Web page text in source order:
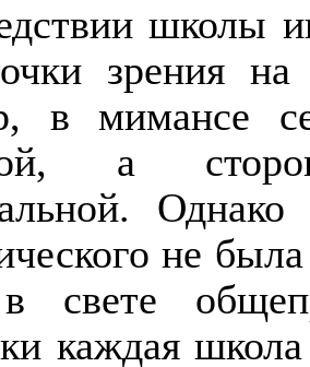
школы
зрения на
в мимансе
а
не
свете
каждая